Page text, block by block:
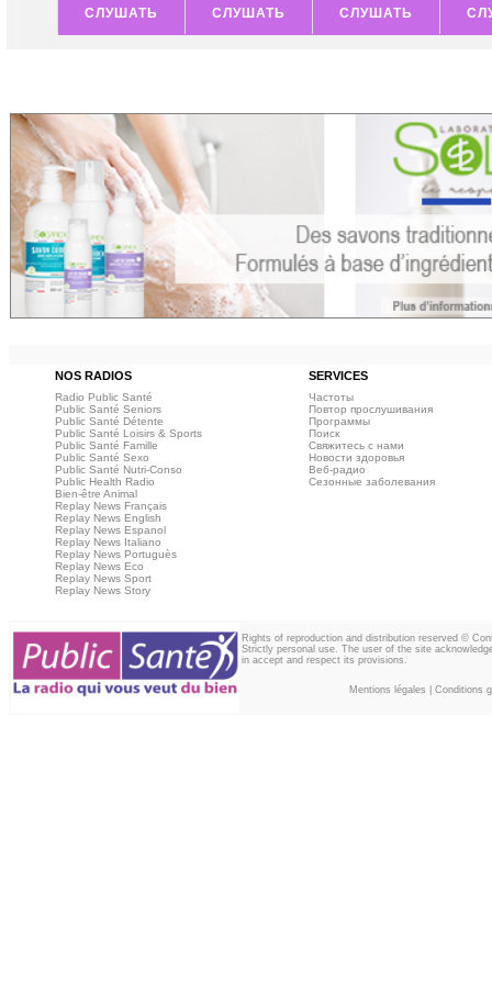
СЛУШАТЬ СЛУШАТЬ СЛУШАТЬ
NOS RADIOS SERVICES
Radio Public Santé
Public Santé Seniors
Public Santé Détente
Public Santé Loisirs & Sports
Public Santé Famille
Public Santé Sexo
Public Santé Nutri-Conso
Public Health Radio
Bien-être Animal
Replay News Français
Replay News English
Replay News Espanol
Replay News Italiano
Replay News Portuguès
Replay News Eco
Replay News Sport
Replay News Story
Частоты
Повтор прослушивания
Программы
Поиск
Свяжитесь с нами
Новости здоровья
Веб‑радио
Сезонные заболевания
Rights of reproduction and distribution reserved ©
Strictly personal use. The user of the site
in accept and respect its provisions.
Mentions légales Conditions